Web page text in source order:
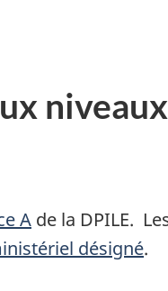
niveaux
A de la DPILE.
désigné.